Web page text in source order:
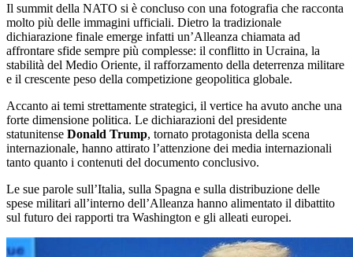
Il summit della NATO si è concluso con una fotografia che racconta
molto più delle immagini ufficiali. Dietro la tradizionale
dichiarazione finale emerge infatti un’Alleanza chiamata ad
affrontare sfide sempre più complesse: il conflitto in Ucraina, la
stabilità del Medio Oriente, il rafforzamento della deterrenza militare
e il crescente peso della competizione geopolitica globale.
Accanto ai temi strettamente strategici, il vertice ha avuto anche una
forte dimensione politica. Le dichiarazioni del presidente
statunitense Donald Trump, tornato protagonista della scena
internazionale, hanno attirato l’attenzione dei media internazionali
tanto quanto i contenuti del documento conclusivo.
Le sue parole sull’Italia, sulla Spagna e sulla distribuzione delle
spese militari all’interno dell’Alleanza hanno alimentato il dibattito
sul futuro dei rapporti tra Washington e gli alleati europei.